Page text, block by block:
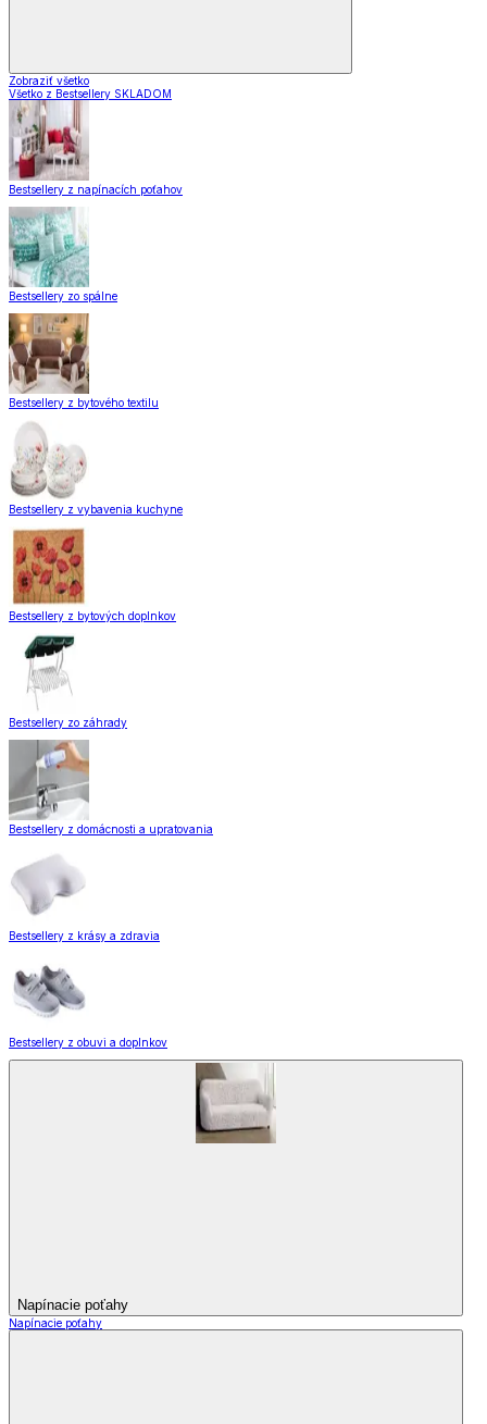
Zobraziť všetko
Všetko z Bestsellery SKLADOM
Bestsellery z napínacích poťahov
Bestsellery zo spálne
Bestsellery z bytového textilu
Bestsellery z vybavenia kuchyne
Bestsellery z bytových doplnkov
Bestsellery zo záhrady
Bestsellery z domácnosti a upratovania
Bestsellery z krásy a zdravia
Bestsellery z obuvi a doplnkov
Napínacie poťahy
Napínacie poťahy